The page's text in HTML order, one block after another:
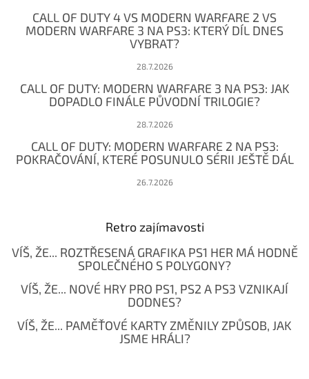
CALL OF DUTY 4 VS MODERN WARFARE 2 VS
MODERN WARFARE 3 NA PS3: KTERÝ DÍL DNES
VYBRAT?
28.7.2026
CALL OF DUTY: MODERN WARFARE 3 NA PS3: JAK
DOPADLO FINÁLE PŮVODNÍ TRILOGIE?
28.7.2026
CALL OF DUTY: MODERN WARFARE 2 NA PS3:
POKRAČOVÁNÍ, KTERÉ POSUNULO SÉRII JEŠTĚ DÁL
26.7.2026
Retro zajímavosti
VÍŠ, ŽE... ROZTŘESENÁ GRAFIKA PS1 HER MÁ HODNĚ
SPOLEČNÉHO S POLYGONY?
VÍŠ, ŽE... NOVÉ HRY PRO PS1, PS2 A PS3 VZNIKAJÍ
DODNES?
VÍŠ, ŽE... PAMĚŤOVÉ KARTY ZMĚNILY ZPŮSOB, JAK
JSME HRÁLI?